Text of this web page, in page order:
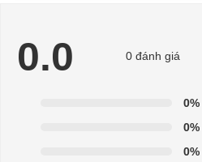
Địa chỉ: 845 Quốc Lộ 13, Phường
Điện thoại: 08 68 100 260 ( Châu ) -
0.0 0 đánh giá
0%
0%
0%